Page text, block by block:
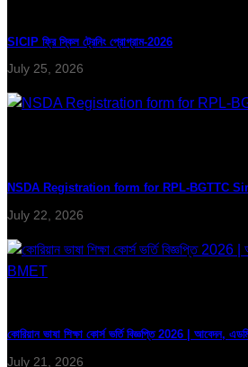
SICIP ফ্রি স্কিল ট্রেনিং প্রোগ্রাম-2026
July 25, 2026
NSDA Registration form for RPL-BGTTC
July 22, 2026
কোরিয়ান ভাষা শিক্ষা কোর্স ভর্তি বিজ্ঞপ্তি 2026 | আবেদন,
July 21, 2026